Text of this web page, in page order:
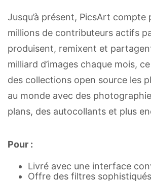
Jusqu’à présent, PicsArt compte
millions de contributeurs actifs
produisent, remixent et
milliard d’images chaque mois,
des collections open source les
au monde avec des
plans, des autocollants et plus
Pour :
Livré avec une interface
Offre des filtres